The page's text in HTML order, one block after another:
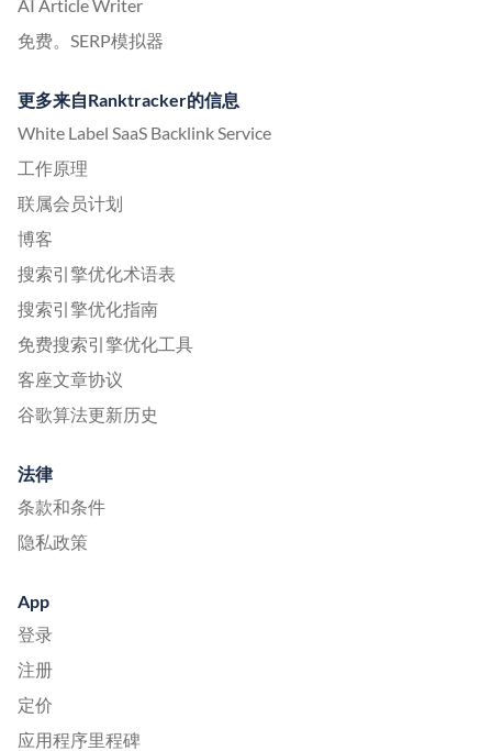
AI Article Writer
免费。SERP模拟器
更多来自Ranktracker的信息
White Label SaaS Backlink Service
工作原理
联属会员计划
博客
搜索引擎优化术语表
搜索引擎优化指南
免费搜索引擎优化工具
客座文章协议
谷歌算法更新历史
法律
条款和条件
隐私政策
App
登录
注册
定价
应用程序里程碑